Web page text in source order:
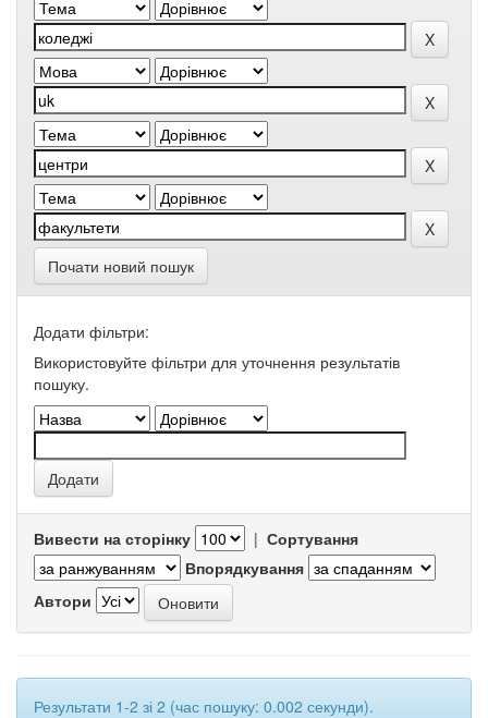
Почати новий пошук
Додати фільтри:
Використовуйте фільтри для уточнення результатів
пошуку.
Вивести на сторінку | Сортування
Впорядкування
Автори
Результати 1-2 зі 2 (час пошуку: 0.002 секунди).